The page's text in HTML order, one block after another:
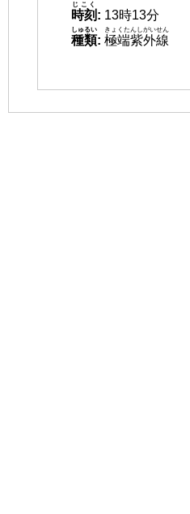
時刻
じこく
: 13時13分
種類
しゅるい
: 極端紫外線
きょくたんしがいせん